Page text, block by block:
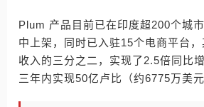
Plum 产品目前已在印度超200个城
中上架，同时已入驻15个电商平台
收入的三分之二，实现了2.5倍同比
三年内实现50亿卢比（约6775万美元